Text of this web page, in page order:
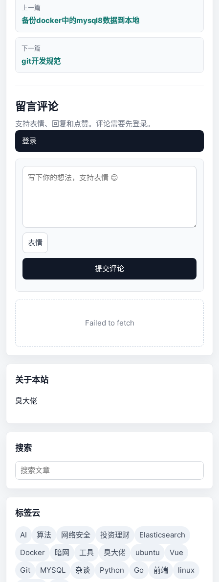
上一篇
备份docker中的mysql8数据到本地
下一篇
git开发规范
留言评论
支持表情、回复和点赞。评论需要先登录。
登录
表情
提交评论
Failed to fetch
关于本站
臭大佬
搜索
标签云
AI 算法 网络安全 投资理财
Elasticsearch
Docker
暗网 工具 臭大佬 ubuntu
Vue
Git
MYSQL 杂谈 Python Go 前端
linux